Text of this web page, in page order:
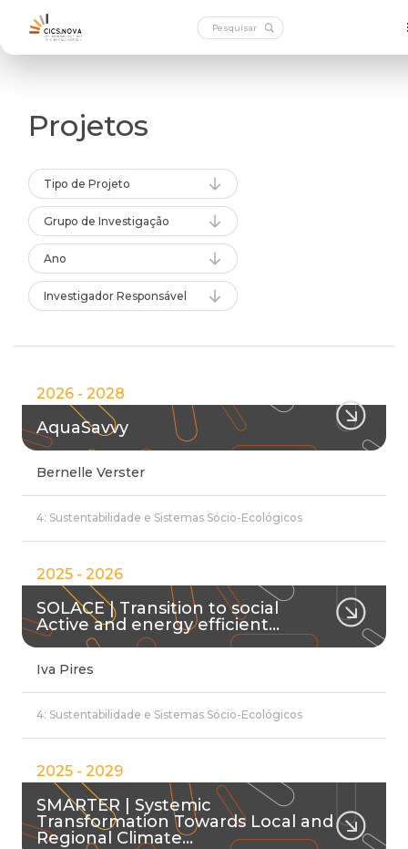
Projetos
Tipo de Projeto
Grupo de Investigação
Ano
Investigador Responsável
2026 - 2028
AquaSavvy
Bernelle Verster
4: Sustentabilidade e Sistemas Sócio-Ecológicos
2025 - 2026
SOLACE | Transition to social
Active and energy efficient…
Iva Pires
4: Sustentabilidade e Sistemas Sócio-Ecológicos
2025 - 2029
SMARTER | Systemic
Transformation Towards Local and
Regional Climate…